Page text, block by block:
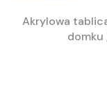
Akrylowa
domku